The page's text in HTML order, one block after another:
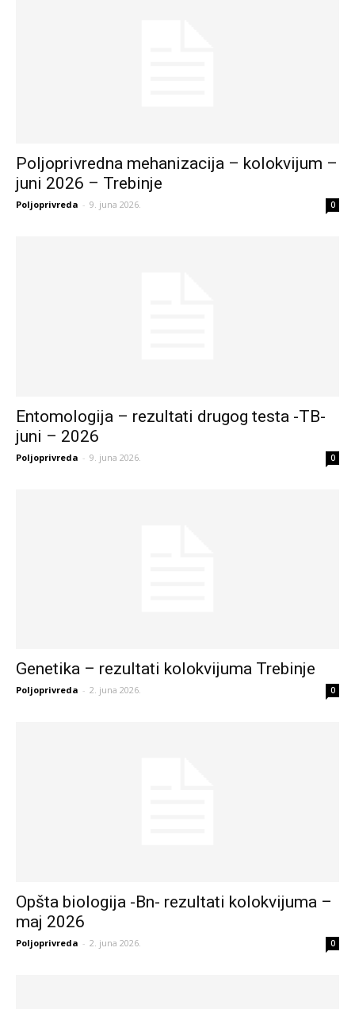
Poljoprivredna mehanizacija – kolokvijum –
juni 2026 – Trebinje
Poljoprivreda - 9. juna 2026. 0
Entomologija – rezultati drugog testa -TB-
juni – 2026
Poljoprivreda - 9. juna 2026. 0
Genetika – rezultati kolokvijuma Trebinje
Poljoprivreda - 2. juna 2026. 0
Opšta biologija -Bn- rezultati kolokvijuma –
maj 2026
Poljoprivreda - 2. juna 2026. 0